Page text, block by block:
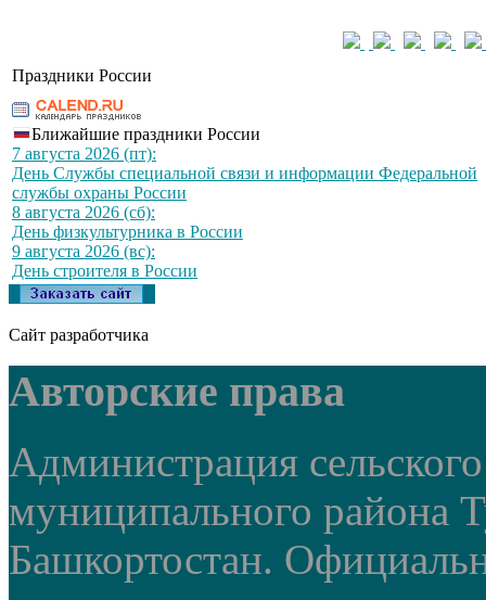
Праздники России
Ближайшие праздники России
7 августа 2026 (пт):
День Службы специальной связи и информации Федеральной
службы охраны России
8 августа 2026 (сб):
День физкультурника в России
9 августа 2026 (вс):
День строителя в России
Сайт разработчика
Авторские права
Администрация
муниципального района
Башкортостан.